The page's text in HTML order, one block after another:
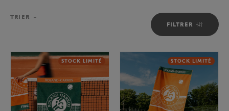
FILTRER
TRIER
STOCK LIMITÉ STOCK LIMITÉ